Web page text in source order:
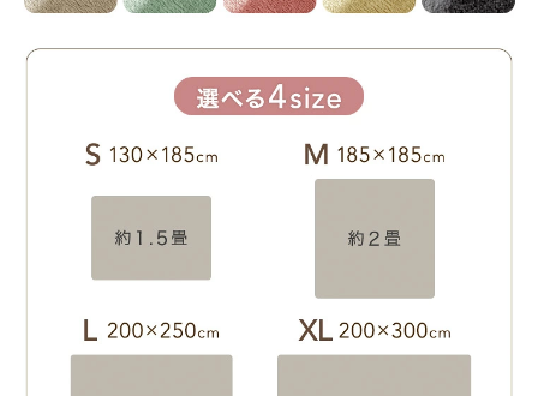
>>タンスのゲンが返信しました
この度はタンスのゲンをご利用いただき誠にありがとうご
商品にご満足いただけたようで安心いたしました。
またのご来店心よりお待ちしております。
tansu-gen756957